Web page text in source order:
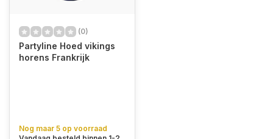
(0)
Partyline Hoed vikings
horens Frankrijk
Nog maar 5 op voorraad